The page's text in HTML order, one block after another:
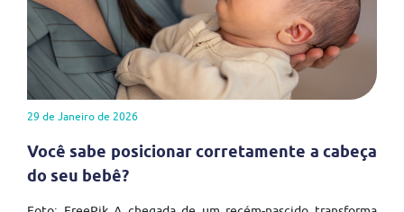
29 de Janeiro de 2026
Você sabe posicionar corretamente a cabeça
do seu bebê?